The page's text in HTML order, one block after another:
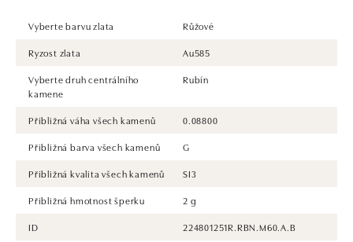
Vyberte barvu zlata
Růžové
Ryzost zlata
Au585
Vyberte druh centrálního
kamene
Rubín
Přibližná váha všech kamenů
0.08800
Přibližná barva všech kamenů
G
Přibližná kvalita všech kamenů
SI3
Přibližná hmotnost šperku
2 g
ID
224801251R.RBN.M60.A.B